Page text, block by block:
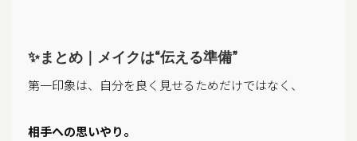
✨まとめ｜メイクは“伝える準備”
第一印象は、自分を良く見せるためだけではなく、
相手への思いやり。